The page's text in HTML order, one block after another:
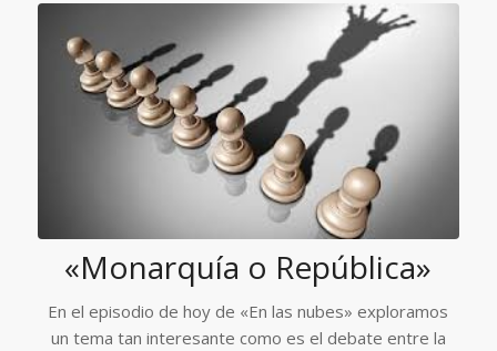
«Monarquía o República»
En el episodio de hoy de «En las nubes» exploramos
un tema tan interesante como es el debate entre la